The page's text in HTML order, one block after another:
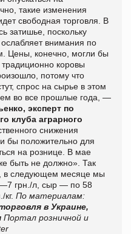
такие изменения
свободная торговля. В
затишье, поскольку
внимания по
Цены, конечно, могли бы
коровы
потому что
спрос на сырье в этом
во все прошлые года, —
эксперт по
клуба аграрного
снижения
бы положительно для
на рознице. В мае
быть не должно». Так
в следующем месяце мы
грн./л, сыр — по 58
По материалам:
в Украине,
Портал розничной и